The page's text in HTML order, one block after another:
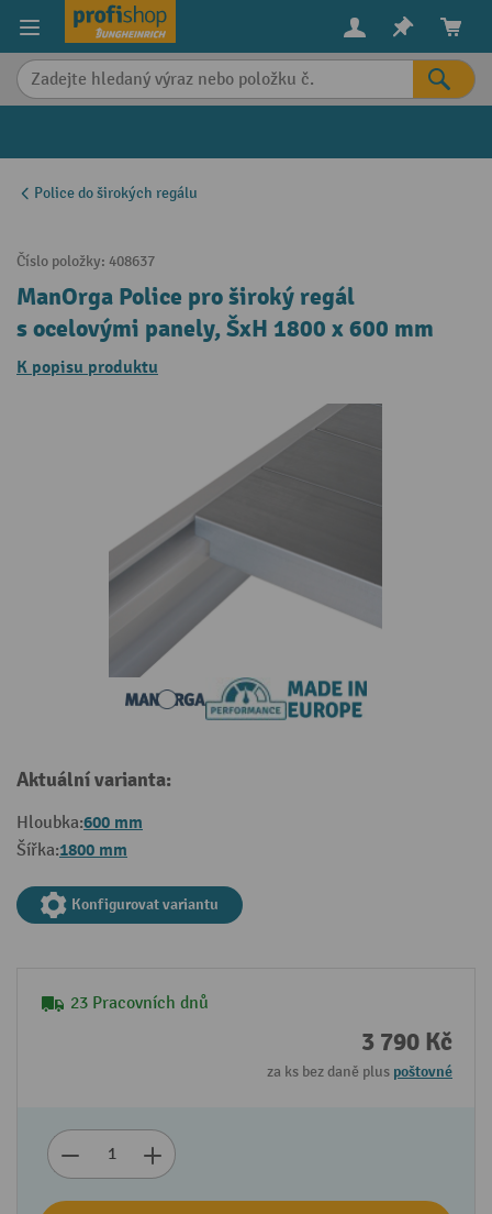
content
Police do širokých regálu
Číslo položky: 408637
ManOrga Police pro široký regál
s ocelovými panely, ŠxH 1800 x 600 mm
K popisu produktu
Aktuální varianta:
Hloubka:600 mm
Šířka:1800 mm
Konfigurovat variantu
23 Pracovních dnů
3 790 Kč
za ks bez daně plus poštovné